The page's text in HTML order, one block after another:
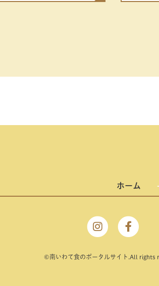
ホーム
©南いわて⾷のポータルサイト.All rights